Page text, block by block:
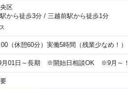
区
から徒歩3分/ 三越前駅から徒歩1分
（休憩60分）実働5時間（残業少なめ！）
月01日～長期 ※開始日相談OK ※9月～！